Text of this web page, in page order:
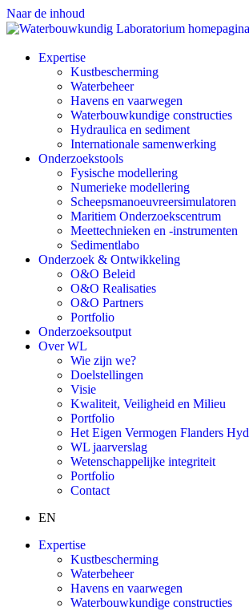
Naar de inhoud
Expertise
Kustbescherming
Waterbeheer
Havens en vaarwegen
Waterbouwkundige constructies
Hydraulica en sediment
Internationale samenwerking
Onderzoekstools
Fysische modellering
Numerieke modellering
Scheepsmanoeuvreersimulatoren
Maritiem Onderzoekscentrum
Meettechnieken en -instrumenten
Sedimentlabo
Onderzoek & Ontwikkeling
O&O Beleid
O&O Realisaties
O&O Partners
Portfolio
Onderzoeksoutput
Over WL
Wie zijn we?
Doelstellingen
Visie
Kwaliteit, Veiligheid en Milieu
Portfolio
Het Eigen Vermogen Flanders
WL jaarverslag
Wetenschappelijke integriteit
Portfolio
Contact
EN
Expertise
Kustbescherming
Waterbeheer
Havens en vaarwegen
Waterbouwkundige constructies